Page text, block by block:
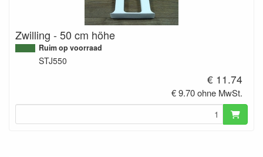
Zwilling - 50 cm höhe
Ruim op voorraad
STJ550
€ 11.74
€ 9.70 ohne MwSt.